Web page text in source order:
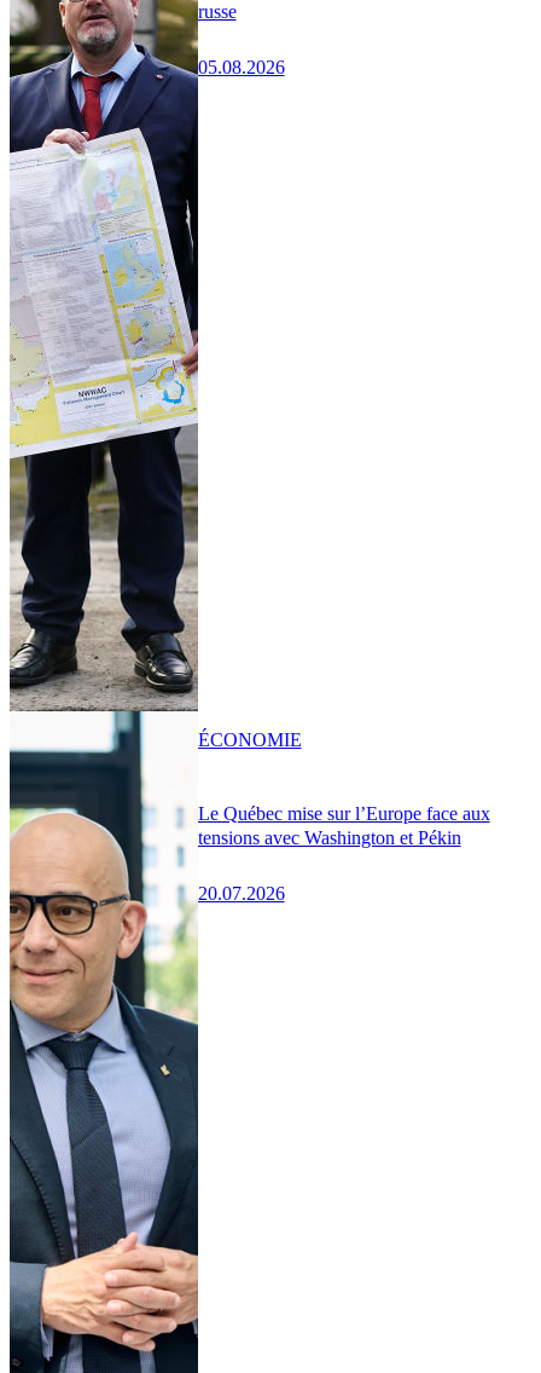
russe
05.08.2026
Le Québec mise sur l’Europe face aux
tensions avec Washington et Pékin
20.07.2026
ÉCONOMIE